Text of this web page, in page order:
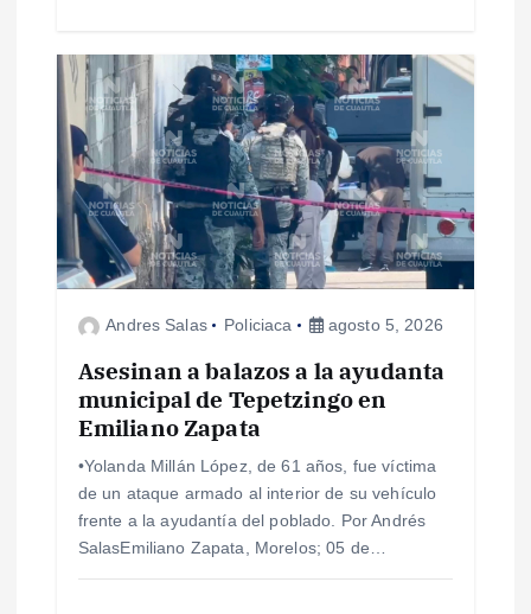
s
Andres Salas Policiaca agosto 5, 2026
Asesinan a balazos a la ayudanta
municipal de Tepetzingo en
Emiliano Zapata
•Yolanda Millán López, de 61 años, fue víctima
de un ataque armado al interior de su vehículo
frente a la ayudantía del poblado. Por Andrés
SalasEmiliano Zapata, Morelos; 05 de…